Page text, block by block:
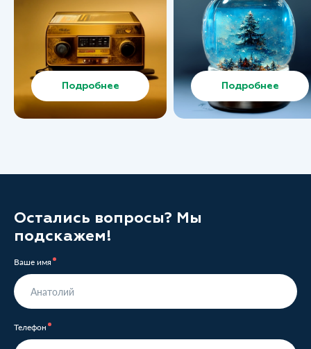
Подробнее Подробнее
Остались вопросы? Мы
подскажем!
Ваше имя
Телефон